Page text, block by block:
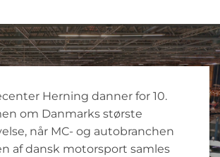
Herning danner for 10.
om Danmarks største
når MC- og autobranchen
af dansk motorsport samles